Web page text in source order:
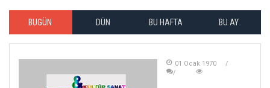
BUGÜN DÜN BU HAFTA BU AY
01 Ocak 1970